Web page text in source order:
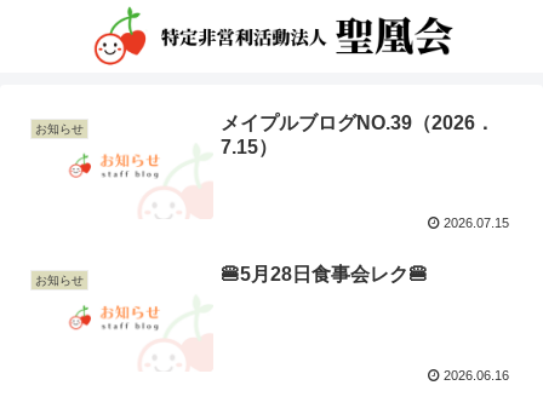
お知らせ
メイプルブログNO.39（2026．
7.15）
2026.07.15
お知らせ 🍔5月28日食事会レク🍔
2026.06.16